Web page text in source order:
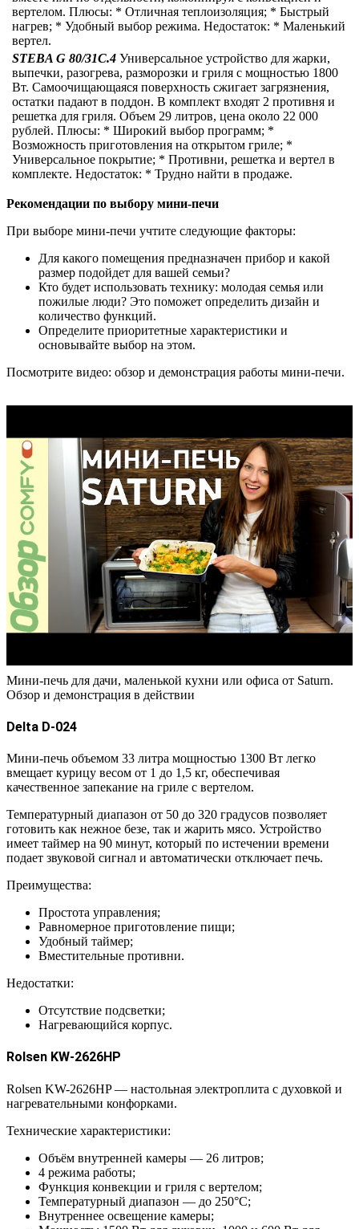
вертелом. Плюсы: * Отличная теплоизоляция; * Быстрый
нагрев; * Удобный выбор режима. Недостаток: * Маленький
вертел.
STEBA G 80/31C.4 Универсальное устройство для жарки,
выпечки, разогрева, разморозки и гриля с мощностью 1800
Вт. Самоочищающаяся поверхность сжигает загрязнения,
остатки падают в поддон. В комплект входят 2 противня и
решетка для гриля. Объем 29 литров, цена около 22 000
рублей. Плюсы: * Широкий выбор программ; *
Возможность приготовления на открытом гриле; *
Универсальное покрытие; * Противни, решетка и вертел в
комплекте. Недостаток: * Трудно найти в продаже.
Рекомендации по выбору мини-печи
При выборе мини-печи учтите следующие факторы:
Для какого помещения предназначен прибор и какой
размер подойдет для вашей семьи?
Кто будет использовать технику: молодая семья или
пожилые люди? Это поможет определить дизайн и
количество функций.
Определите приоритетные характеристики и
основывайте выбор на этом.
Посмотрите видео: обзор и демонстрация работы мини-печи.
Мини-печь для дачи, маленькой кухни или офиса от Saturn.
Обзор и демонстрация в действии
Delta D-024
Мини-печь объемом 33 литра мощностью 1300 Вт легко
вмещает курицу весом от 1 до 1,5 кг, обеспечивая
качественное запекание на гриле с вертелом.
Температурный диапазон от 50 до 320 градусов позволяет
готовить как нежное безе, так и жарить мясо. Устройство
имеет таймер на 90 минут, который по истечении времени
подает звуковой сигнал и автоматически отключает печь.
Преимущества:
Простота управления;
Равномерное приготовление пищи;
Удобный таймер;
Вместительные противни.
Недостатки:
Отсутствие подсветки;
Нагревающийся корпус.
Rolsen KW-2626HP
Rolsen KW-2626HP — настольная электроплита с духовкой и
нагревательными конфорками.
Технические характеристики:
Объём внутренней камеры — 26 литров;
4 режима работы;
Функция конвекции и гриля с вертелом;
Температурный диапазон — до 250°С;
Внутреннее освещение камеры;